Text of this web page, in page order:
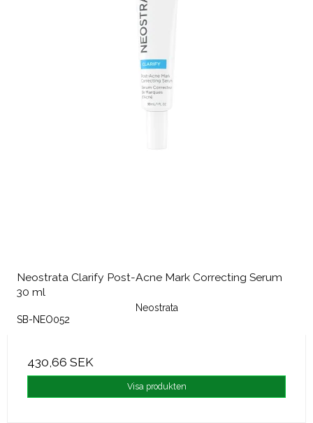
Neostrata Clarify Post-Acne Mark Correcting Serum
30 ml
Neostrata
SB-NEO052
430,66 SEK
Visa produkten